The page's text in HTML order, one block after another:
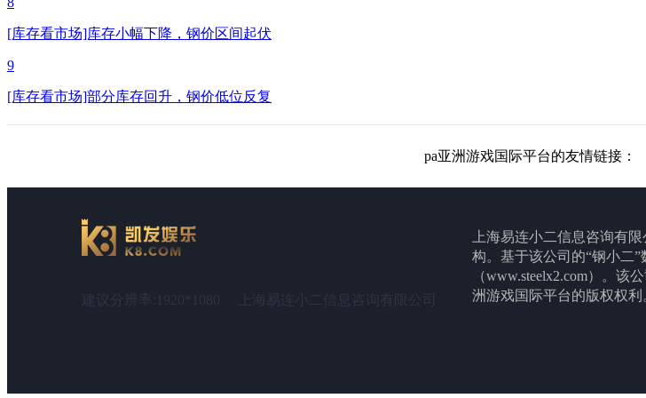
[库存看市场]库存小幅下降，钢价区间起伏
9
[库存看市场]部分库存回升，钢价低位反复
pa亚洲游戏国际平台的友情链接：
建议分辨率:1920*1080 上海易连小二信息咨询有限公司
上海易连小二信息咨询有
构。基于该公司的“钢小二
（www.steelx2.com）。该
洲游戏国际平台的版权权利